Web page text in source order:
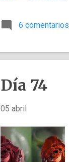
6 comentarios
Día 74
05 abril